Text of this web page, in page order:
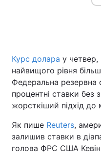
Курс долара у четвер,
найвищого рівня
Федеральна резервна
процентні ставки без
жорсткіший підхід до
Як пише Reuters,
залишив ставки в
голова ФРС США